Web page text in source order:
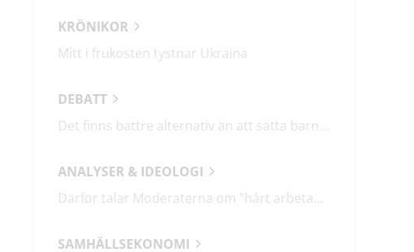
KRÖNIKOR
Mitt i frukosten tystnar Ukraina
DEBATT
Det finns bättre alternativ än att sätta barn i fängelse
ANALYSER & IDEOLOGI
Därför talar Moderaterna om ”hårt arbetande människor”
SAMHÄLLSEKONOMI